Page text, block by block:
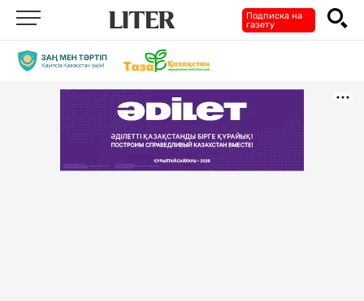
Подписка на
газету